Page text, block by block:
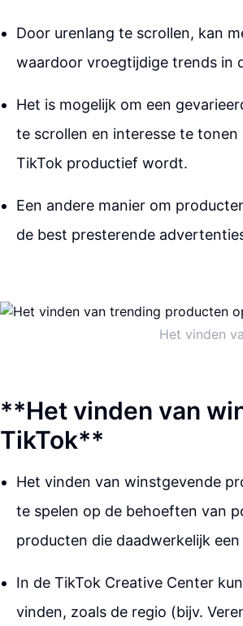
Door urenlang te scrollen, kan
waardoor vroegtijdige trends in
Het is mogelijk om een
te scrollen en interesse te
TikTok productief wordt.
Een andere manier om
de best presterende
Het vinden
**Het vinden van
TikTok**
Het vinden van winstgevende
te spelen op de behoeften van
producten die daadwerkelijk
In de TikTok Creative Center
vinden, zoals de regio (bijv.